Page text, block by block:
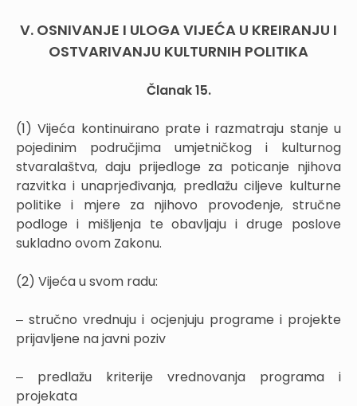
V. OSNIVANJE I ULOGA VIJEĆA U KREIRANJU I
OSTVARIVANJU KULTURNIH POLITIKA
Članak 15.
(1) Vijeća kontinuirano prate i razmatraju stanje u
pojedinim područjima umjetničkog i kulturnog
stvaralaštva, daju prijedloge za poticanje njihova
razvitka i unaprjeđivanja, predlažu ciljeve kulturne
politike i mjere za njihovo provođenje, stručne
podloge i mišljenja te obavljaju i druge poslove
sukladno ovom Zakonu.
(2) Vijeća u svom radu:
‒ stručno vrednuju i ocjenjuju programe i projekte
prijavljene na javni poziv
‒ predlažu kriterije vrednovanja programa i
projekata